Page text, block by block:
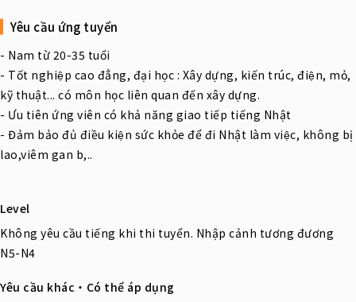
Yêu cầu ứng tuyển
- Nam từ 20-35 tuổi
- Tốt nghiệp cao đẳng, đại học : Xây dựng, kiến trúc, điện, mỏ,
kỹ thuật... có môn học liên quan đến xây dựng.
- Ưu tiên ứng viên có khả năng giao tiếp tiếng Nhật
- Đảm bảo đủ điều kiện sức khỏe để đi Nhật làm việc, không bị
lao,viêm gan b,..
Level
Không yêu cầu tiếng khi thi tuyển. Nhập cảnh tương đương
N5-N4
Yêu cầu khác・Có thể áp dụng